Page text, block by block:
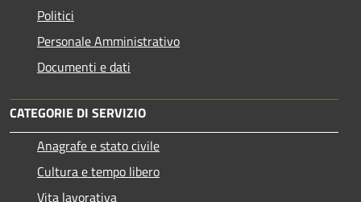
Politici
Personale Amministrativo
Documenti e dati
CATEGORIE DI SERVIZIO
Anagrafe e stato civile
Cultura e tempo libero
Vita lavorativa